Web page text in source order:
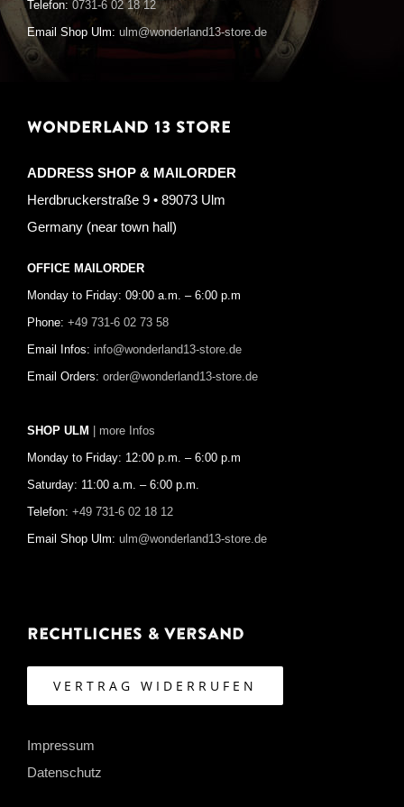
Telefon: 0731-6 02 18 12
Email Shop Ulm: ulm@wonderland13-store.de
WONDERLAND 13 STORE
ADDRESS SHOP & MAILORDER
Herdbruckerstraße 9 • 89073 Ulm
Germany (near town hall)
OFFICE MAILORDER
Monday to Friday: 09:00 a.m. – 6:00 p.m
Phone: +49 731-6 02 73 58
Email Infos: info@wonderland13-store.de
Email Orders: order@wonderland13-store.de
SHOP ULM | more Infos
Monday to Friday: 12:00 p.m. – 6:00 p.m
Saturday: 11:00 a.m. – 6:00 p.m.
Telefon: +49 731-6 02 18 12
Email Shop Ulm: ulm@wonderland13-store.de
Rechtliches & Versand
VERTRAG WIDERRUFEN
Impressum
Datenschutz